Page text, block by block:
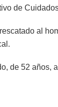
de
al
de 52 años, al